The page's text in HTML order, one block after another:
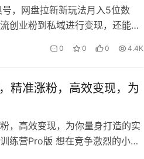
，网盘拉新新玩法月入5位数
创业粉到私域进行变现，还能在
0 0 0 4.4K
精准涨粉，高效变现​，为
，高效变现​，为你量身打造的实
练营Pro版 想在竞争激烈的小红